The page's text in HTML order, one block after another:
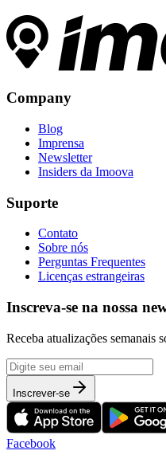
Company
Blog
Imprensa
Newsletter
Insiders da Imoova
Suporte
Contato
Sobre nós
Perguntas Frequentes
Licenças estrangeiras
Inscreva-se na nossa
Receba atualizações semanais
Inscrever-se
Facebook